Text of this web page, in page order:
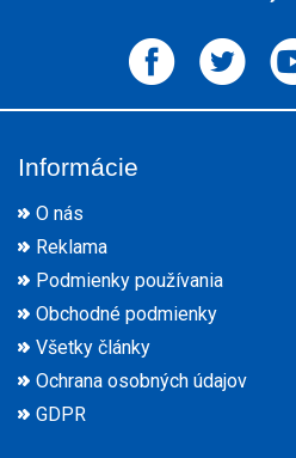
Informácie
O nás
Reklama
Podmienky používania
Obchodné podmienky
Všetky články
Ochrana osobných údajov
GDPR